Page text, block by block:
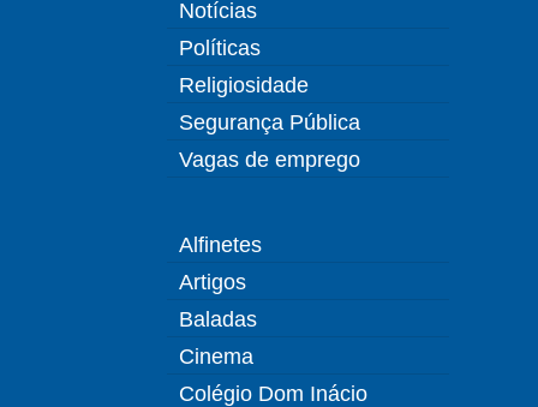
Notícias
Políticas
Religiosidade
Segurança Pública
Vagas de emprego
Alfinetes
Artigos
Baladas
Cinema
Colégio Dom Inácio